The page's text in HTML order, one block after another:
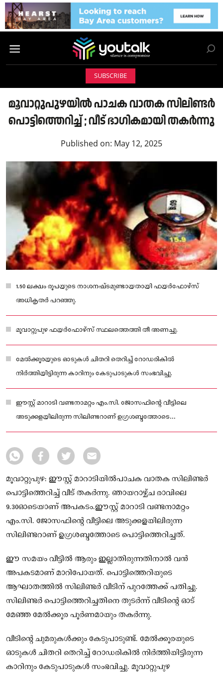
SUBSCRIBE
മൂവാറ്റുപുഴയിൽ പാചക വാതക സിലിണ്ടർ
പൊട്ടിത്തെറിച്ച് ; വീട് ഭാഗികമായി തകർന്നു
Published on: May 12, 2025
1.50 ലക്ഷം രൂപയുടെ നാശനഷ്ടമുണ്ടായതായി ഫയർഫോഴ്സ്
അധികൃതർ പറഞ്ഞു.
മൂവാറ്റുപുഴ ഫയർഫോഴ്സ് സ്ഥലത്തെത്തി തീ അണച്ചു.
മേൽക്കൂരയുടെ ഓടുകൾ ചിതറി തെറിച്ച് റോഡരികിൽ
നിർത്തിയിട്ടിരുന്ന കാറിനും കേടുപാടുകൾ സംഭവിച്ചു.
ഈസ്റ്റ് മാറാടി വണ്ടനാമറ്റം എം.സി. ജോസഫിന്റെ വീട്ടിലെ
അടുക്കളയിലിരുന്ന സിലിണ്ടറാണ് ഉഗ്രശബ്ദത്തോടെ
പൊട്ടിത്തെറിച്ചത്
മൂവാറ്റുപുഴ: ഈസ്റ്റ് മാറാടിയിൽപാചക വാതക സിലിണ്ടർ
പൊട്ടിത്തെറിച്ച് വീട് തകർന്നു. ഞായറാഴ്ച്ച രാവിലെ
9.30ഓടെയാണ് അപകടം.ഈസ്റ്റ് മാറാടി വണ്ടനാമറ്റം
എം.സി. ജോസഫിന്റെ വീട്ടിലെ അടുക്കളയിലിരുന്ന
സിലിണ്ടറാണ് ഉഗ്രശബ്ദത്തോടെ പൊട്ടിത്തെറിച്ചത്.
ഈ സമയം വീട്ടിൽ ആരും ഇല്ലാതിരുന്നതിനാൽ വൻ
അപകടമാണ് മാറിപോയത്. പൊട്ടിത്തെറിയുടെ
ആഘാതത്തിൽ സിലിണ്ടർ വീടിന് പുറത്തേക്ക് പതിച്ചു.
സിലിണ്ടർ പൊട്ടിത്തെറിച്ചതിനെ തുടർന്ന് വീടിന്റെ ഓട്
മേഞ്ഞ മേൽക്കൂര പൂർണമായും തകർന്നു.
വീടിന്റെ ചുമരുകൾക്കും കേടുപാടുണ്ട്. മേൽക്കൂരയുടെ
ഓടുകൾ ചിതറി തെറിച്ച് റോഡരികിൽ നിർത്തിയിട്ടിരുന്ന
കാറിനും കേടുപാടുകൾ സംഭവിച്ചു. മൂവാറ്റുപുഴ